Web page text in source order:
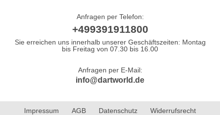
Anfragen per Telefon:
+499391911800
Sie erreichen uns innerhalb unserer Geschäftszeiten: Montag
bis Freitag von 07.30 bis 16.00
Anfragen per E-Mail:
info@dartworld.de
Impressum AGB Datenschutz Widerrufsrecht